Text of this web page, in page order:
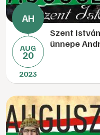
AUG
20
2023
Szent
ünnepe